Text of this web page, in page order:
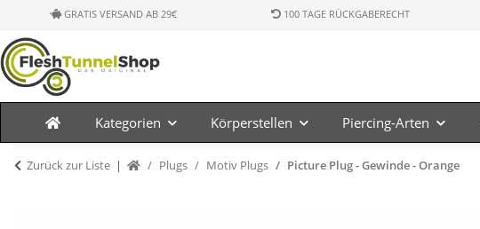
GRATIS VERSAND AB 29€ 100 TAGE RÜCKGABERECHT
Kategorien Körperstellen Piercing-Arten
Zurück zur Liste Plugs Motiv Plugs Picture Plug - Gewinde - Orange